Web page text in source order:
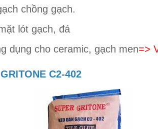
chồng gạch.
lót gạch, đá
dụng cho ceramic, gạch men=>
C2-402